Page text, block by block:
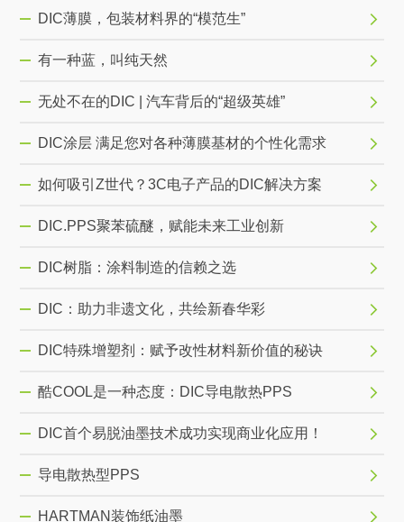
DIC薄膜，包装材料界的“模范生”
有一种蓝，叫纯天然
无处不在的DIC | 汽车背后的“超级英雄”
DIC涂层 满足您对各种薄膜基材的个性化需求
如何吸引Z世代？3C电子产品的DIC解决方案
DIC.PPS聚苯硫醚，赋能未来工业创新
DIC树脂：涂料制造的信赖之选
DIC：助力非遗文化，共绘新春华彩
DIC特殊增塑剂：赋予改性材料新价值的秘诀
酷COOL是一种态度：DIC导电散热PPS
DIC首个易脱油墨技术成功实现商业化应用！
导电散热型PPS
HARTMAN装饰纸油墨